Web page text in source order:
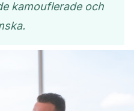
kamouflerade och